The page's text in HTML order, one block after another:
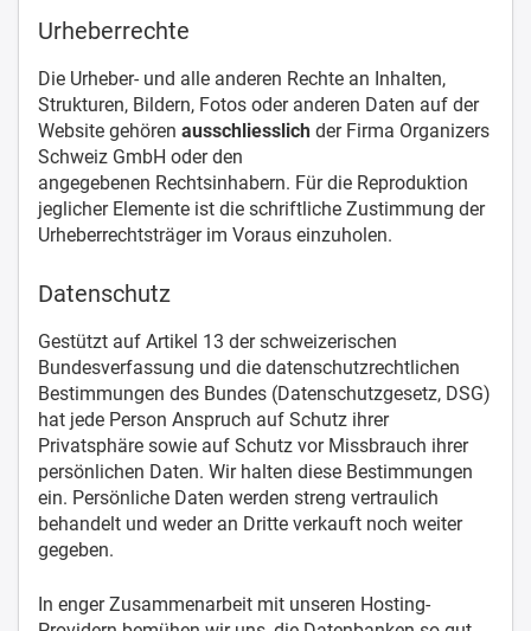
Urheberrechte
Die Urheber- und alle anderen Rechte an Inhalten,
Strukturen, Bildern, Fotos oder anderen Daten auf der
Website gehören ausschliesslich der Firma Organizers
Schweiz GmbH oder den
angegebenen Rechtsinhabern. Für die Reproduktion
jeglicher Elemente ist die schriftliche Zustimmung der
Urheberrechtsträger im Voraus einzuholen.
Datenschutz
Gestützt auf Artikel 13 der schweizerischen
Bundesverfassung und die datenschutzrechtlichen
Bestimmungen des Bundes (Datenschutzgesetz, DSG)
hat jede Person Anspruch auf Schutz ihrer
Privatsphäre sowie auf Schutz vor Missbrauch ihrer
persönlichen Daten. Wir halten diese Bestimmungen
ein. Persönliche Daten werden streng vertraulich
behandelt und weder an Dritte verkauft noch weiter
gegeben.
In enger Zusammenarbeit mit unseren Hosting-